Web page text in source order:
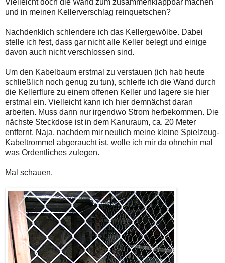
und in meinen Kellerverschlag reinquetschen?
Nachdenklich schlendere ich das Kellergewölbe. Dabei
stelle ich fest, dass gar nicht alle Keller belegt und einige
davon auch nicht verschlossen sind.
Um den Kabelbaum erstmal zu verstauen (ich hab heute
schließlich noch genug zu tun), schleife ich die Wand durch
die Kellerflure zu einem offenen Keller und lagere sie hier
erstmal ein. Vielleicht kann ich hier demnächst daran
arbeiten. Muss dann nur irgendwo Strom herbekommen. Die
nächste Steckdose ist in dem Kanuraum, ca. 20 Meter
entfernt. Naja, nachdem mir neulich meine kleine Spielzeug-
Kabeltrommel abgeraucht ist, wolle ich mir da ohnehin mal
was Ordentliches zulegen.
Mal schauen.